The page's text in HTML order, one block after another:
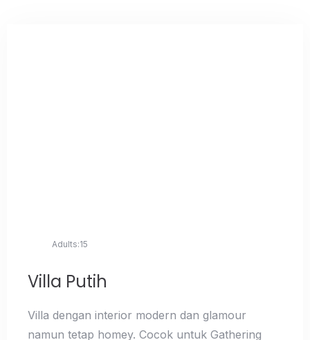
Villa Putih
Villa dengan interior modern dan glamour
namun tetap homey. Cocok untuk Gathering
Adults:15